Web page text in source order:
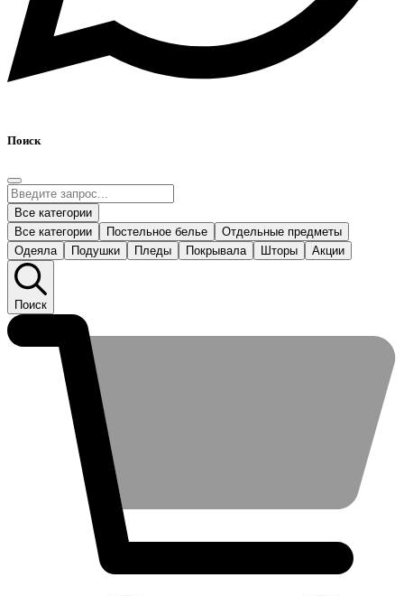
Поиск
Все категории
Все категории
Постельное белье
Отдельные предметы
Одеяла
Подушки Пледы Покрывала Шторы Акции
Поиск